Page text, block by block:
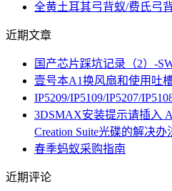
全黄土耳其弓背蚁/费氏弓
近期文章
国产芯片踩坑记录（2）-
壹号本A1换风扇和使用吐
IP5209/IP5109/IP5207/
3DSMAX安装提示请插入
Creation Suite光碟的解决办
春季蚂蚁采购指南
近期评论